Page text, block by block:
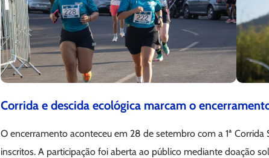
Corrida e descida ecológica marcam o
O encerramento aconteceu em 28 de setembro com a 1ª
inscritos. A participação foi aberta ao público mediante doação